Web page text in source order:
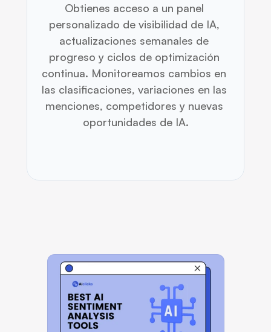
Obtienes acceso a un panel
personalizado de visibilidad de IA,
actualizaciones semanales de
progreso y ciclos de optimización
continua. Monitoreamos cambios en
las clasificaciones, variaciones en las
menciones, competidores y nuevas
oportunidades de IA.